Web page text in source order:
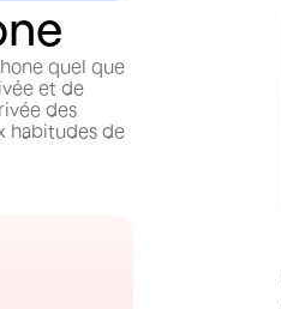
quel que
et de
des
habitudes de